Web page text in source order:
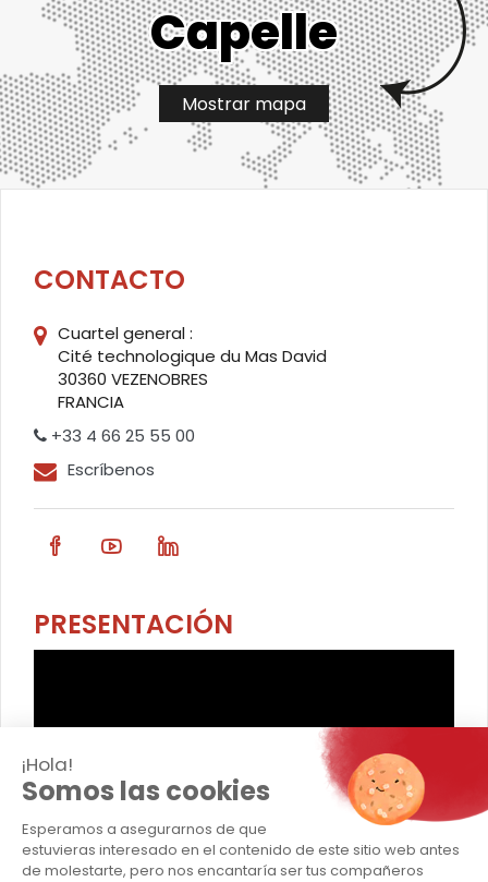
¡Hola!
Somos las cookies
Esperamos a asegurarnos de que
estuvieras interesado en el contenido de este sitio web antes
de molestarte, pero nos encantaría ser tus compañeros
Capelle
Mostrar mapa
CONTACTO
Cuartel general :
Cité technologique du Mas David
30360 VEZENOBRES
FRANCIA
+33 4 66 25 55 00
Escríbenos
PRESENTACIÓN
TRANSPORTS CAPELLE